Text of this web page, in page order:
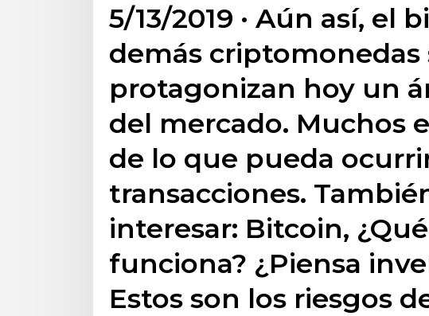
5/13/2019 · Aún así, el
demás criptomonedas
protagonizan hoy un
del mercado. Muchos
de lo que pueda
transacciones.
interesar: Bitcoin,
funciona? ¿Piensa
Estos son los riesgos